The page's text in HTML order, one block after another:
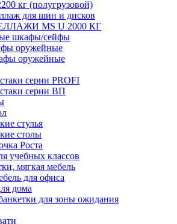
кг (полугрузовой)
для шин и дисков
MS U 2000 КГ
шкафы/сейфы
оружейные
оружейные
серии PROFI
серии ВП
стулья
столы
Роста
учебных классов
мягкая мебель
для офиса
дома
для зоны ожидания